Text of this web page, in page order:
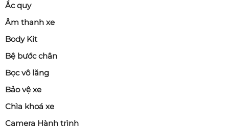
Ắc quy
Âm thanh xe
Body Kit
Bệ bước chân
Bọc vô lăng
Bảo vệ xe
Chìa khoá xe
Camera Hành trình